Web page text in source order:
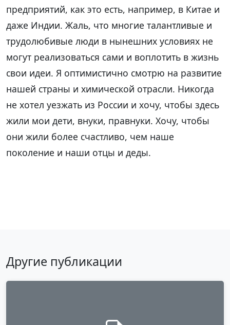
предприятий, как это есть, например, в Китае и
даже Индии. Жаль, что многие талантливые и
трудолюбивые люди в нынешних условиях не
могут реализоваться сами и воплотить в жизнь
свои идеи. Я оптимистично смотрю на развитие
нашей страны и химической отрасли. Никогда
не хотел уезжать из России и хочу, чтобы здесь
жили мои дети, внуки, правнуки. Хочу, чтобы
они жили более счастливо, чем наше
поколение и наши отцы и деды.
Другие публикации